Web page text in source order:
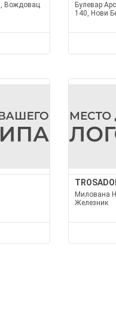
Вождовац
Булевар
140, Нови
Милована
Железник